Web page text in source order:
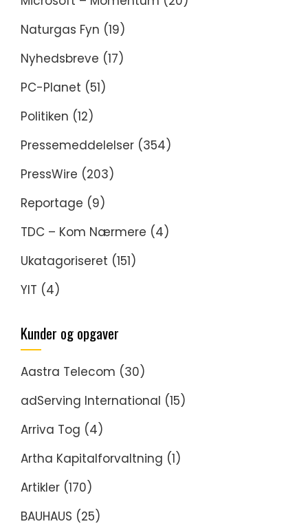
Naturgas Fyn (19)
Nyhedsbreve (17)
PC-Planet (51)
Politiken (12)
Pressemeddelelser (354)
PressWire (203)
Reportage (9)
TDC – Kom Nærmere (4)
Ukatagoriseret (151)
YIT (4)
Kunder og opgaver
Aastra Telecom (30)
adServing International (15)
Arriva Tog (4)
Artha Kapitalforvaltning (1)
Artikler (170)
BAUHAUS (25)